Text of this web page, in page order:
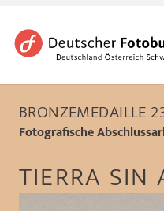
BRONZEMEDAILLE
Fotografische
TIERRA SIN